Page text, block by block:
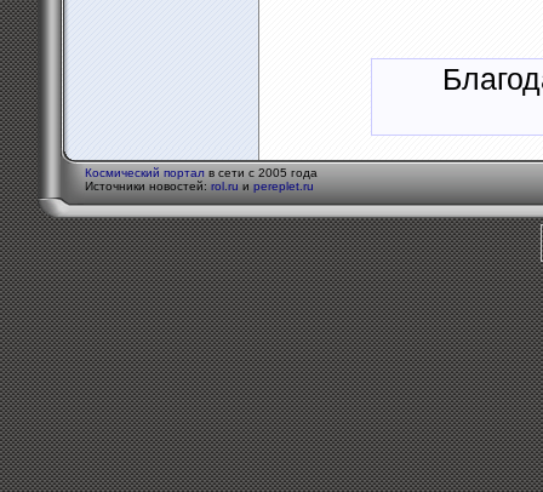
Космический портал в сети с 2005 года
Источники новостей: rol.ru и pereplet.ru